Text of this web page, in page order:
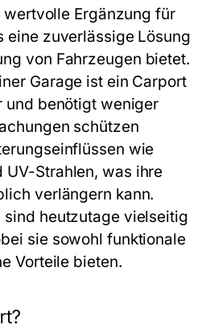
wertvolle Ergänzung für
eine zuverlässige Lösung
von Fahrzeugen bietet.
Garage ist ein Carport
und benötigt weniger
schützen
wie
UV-Strahlen, was ihre
verlängern kann.
sind heutzutage vielseitig
sie sowohl funktionale
Vorteile bieten.